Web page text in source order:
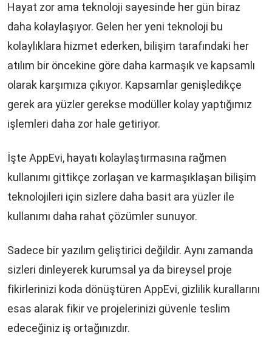
Hayat zor ama teknoloji sayesinde her gün biraz
daha kolaylaşıyor. Gelen her yeni teknoloji bu
kolaylıklara hizmet ederken, bilişim tarafındaki her
atılım bir öncekine göre daha karmaşık ve kapsamlı
olarak karşımıza çıkıyor. Kapsamlar genişledikçe
gerek ara yüzler gerekse modüller kolay yaptığımız
işlemleri daha zor hale getiriyor.
İşte AppEvi, hayatı kolaylaştırmasına rağmen
kullanımı gittikçe zorlaşan ve karmaşıklaşan bilişim
teknolojileri için sizlere daha basit ara yüzler ile
kullanımı daha rahat çözümler sunuyor.
Sadece bir yazılım geliştirici değildir. Aynı zamanda
sizleri dinleyerek kurumsal ya da bireysel proje
fikirlerinizi koda dönüştüren AppEvi, gizlilik kurallarını
esas alarak fikir ve projelerinizi güvenle teslim
edeceğiniz iş ortağınızdır.